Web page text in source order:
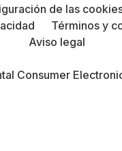
Consumer
de las
Términos y
Aviso legal